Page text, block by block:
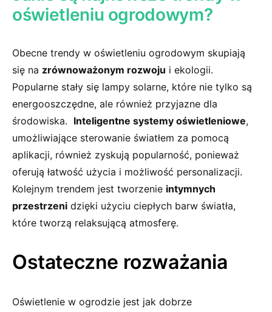
oświetleniu​ ogrodowym?
Obecne trendy w oświetleniu ogrodowym skupiają
się na zrównoważonym rozwoju i ekologii.
Popularne stały się ⁢lampy ⁣solarne, które nie ‌tylko są
energooszczędne, ale również przyjazne dla⁣
środowiska. ⁣ Inteligentne systemy oświetleniowe,
umożliwiające ​sterowanie ​światłem za pomocą
aplikacji, również zyskują popularność, ponieważ ​
oferują łatwość użycia i możliwość personalizacji.
Kolejnym trendem jest tworzenie intymnych
⁣przestrzeni dzięki​ użyciu ciepłych ‍barw światła,
które tworzą relaksującą atmosferę.
Ostateczne rozważania
Oświetlenie w‍ ogrodzie​ jest ​jak⁤ dobrze